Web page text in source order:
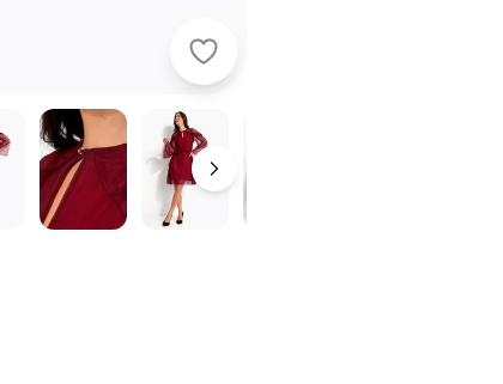
Quintess - Vestido Bordô em Tule